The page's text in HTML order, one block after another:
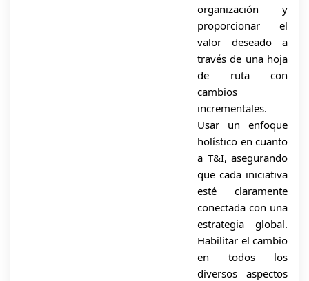
organización y
proporcionar el
valor deseado a
través de una hoja
de ruta con
cambios
incrementales.
Usar un enfoque
holístico en cuanto
a T&I, asegurando
que cada iniciativa
esté claramente
conectada con una
estrategia global.
Habilitar el cambio
en todos los
diversos aspectos